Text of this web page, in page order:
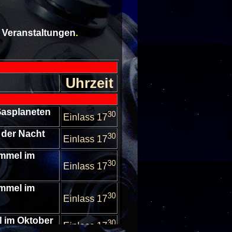
.
Uhrzeit
Einlass 1730
Nacht
Einlass 1730
im
Einlass 1730
im
Einlass 1730
im Oktober
Einlass 1730